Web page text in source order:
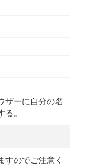
ザーに自分の名
。
すのでご注意く